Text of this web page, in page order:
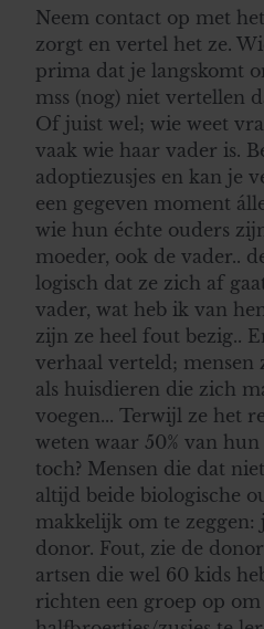
Neem contact op met
zorgt en vertel het ze.
prima dat je langskomt
mss (nog) niet vertellen
Of juist wel; wie weet
vaak wie haar vader is.
adoptiezusjes en kan je
een gegeven moment
wie hun échte ouders
moeder, ook de vader..
logisch dat ze zich af
vader, wat heb ik van
zijn ze heel fout bezig..
verhaal verteld; mensen
als huisdieren die zich
voegen... Terwijl ze het
weten waar 50% van
toch? Mensen die dat
altijd beide biologische
makkelijk om te zeggen:
donor. Fout, zie de
artsen die wel 60 kids
richten een groep op om